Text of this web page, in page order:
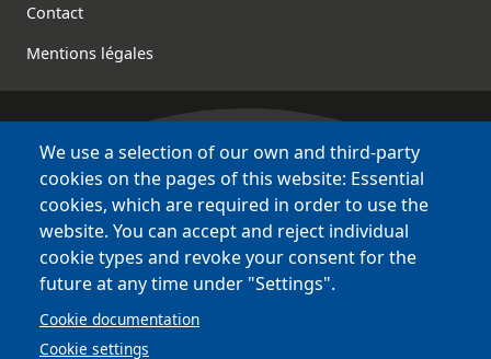
Contact
Mentions légales
Bretagne Culture Diversité
des sites variés !
Sites
BCD
Bazhvalan
Bécédia
BED
We use a selection of our own and third-party
cookies on the pages of this website: Essential
cookies, which are required in order to use the
website. You can accept and reject individual
cookie types and revoke your consent for the
future at any time under "Settings".
Cookie documentation
Cookie settings